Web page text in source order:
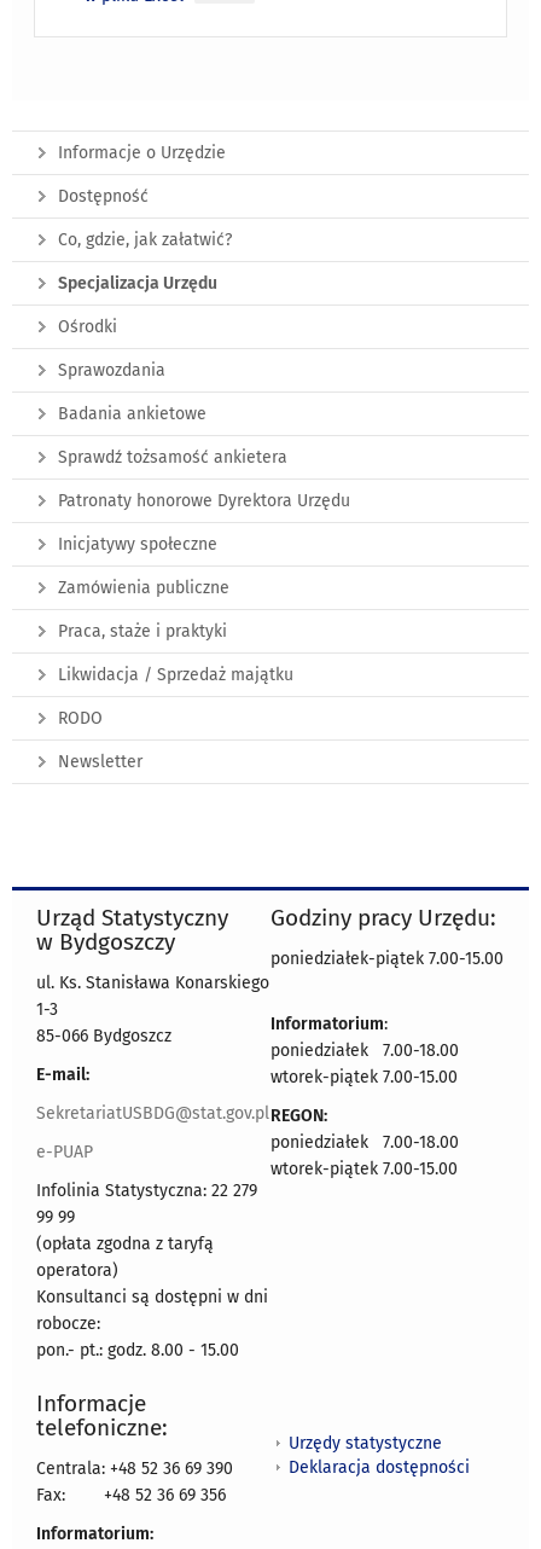
Informacje o Urzędzie
Dostępność
Co, gdzie, jak załatwić?
Specjalizacja Urzędu
Ośrodki
Sprawozdania
Badania ankietowe
Sprawdź tożsamość ankietera
Patronaty honorowe Dyrektora Urzędu
Inicjatywy społeczne
Zamówienia publiczne
Praca, staże i praktyki
Likwidacja / Sprzedaż majątku
RODO
Newsletter
Urząd Statystyczny
w Bydgoszczy
ul. Ks. Stanisława Konarskiego
1-3
85-066 Bydgoszcz
E-mail:
SekretariatUSBDG@stat.gov.pl
e-PUAP
Infolinia Statystyczna: 22 279
99 99
(opłata zgodna z taryfą
operatora)
Konsultanci są dostępni w dni
robocze:
pon.- pt.: godz. 8.00 - 15.00
Godziny pracy Urzędu:
poniedziałek-piątek 7.00-15.00
Informatorium:
poniedziałek 7.00-18.00
wtorek-piątek 7.00-15.00
REGON:
poniedziałek 7.00-18.00
wtorek-piątek 7.00-15.00
Informacje
telefoniczne:
Centrala: +48 52 36 69 390
Fax:
+48 52 36 69 356
Informatorium:
Urzędy statystyczne
Deklaracja dostępności